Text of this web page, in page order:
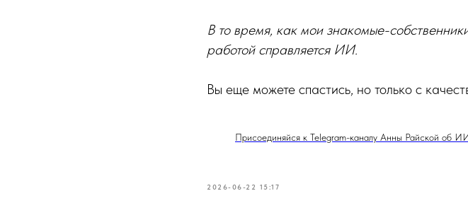
В то время, как мои знакомые-
работой справляется ИИ.
Вы еще можете спастись, но только с
Присоединяйся к Telegram-каналу Анны Райской об
2026-06-22 15:17